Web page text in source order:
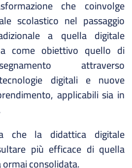
che coinvolge
scolastico nel passaggio
a quella digitale
come obiettivo quello di
attraverso
digitali e nuove
applicabili sia in
che la didattica digitale
più efficace di quella
consolidata.